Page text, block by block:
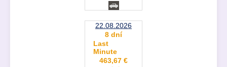
22.08.2026
8 dní
Last
Minute
463,67 €